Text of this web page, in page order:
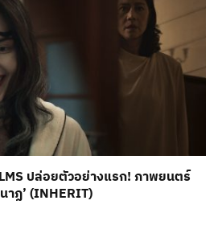
ปล่อยตัวอย่างแรก! ภาพยนตร์
ฏ’ (INHERIT)